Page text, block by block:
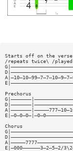
Starts off on the verse
/repeats twice\ /played
Prechorus
Chorus
E|—000——————3—2—5—2/